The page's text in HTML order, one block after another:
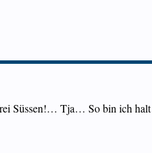
Süssen!… Tja… So bin ich halt